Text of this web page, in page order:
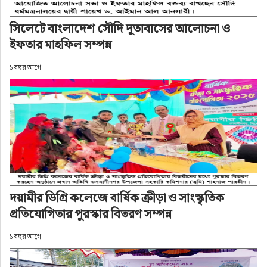
আকবর, আলোর অন্বেষণ সদস্য আকবর হোসেন।
অনুষ্ঠানে বিভিন্ন রাজনৈতিক, সামাজিক ও সাংস্কৃতিক
বিপুলসংখ্যক পাঠক-দর্শক উপস্থিত ছিলেন। অনুষ্ঠানের
শুরুতে পবিত্র কোরআন তেলাওয়াত করেন কমল সাহিত্য
পরিষদ সিলেটের সদস্য মোস্তাক আহমদ সাকেল।
উল্লেখ্য, ৫ এপ্রিল থেকে ১৫ এপ্রিল পর্যন্ত প্রতিদিন সকাল
১১টা থেকে রাত ৯টা পর্যন্ত সিলেট কেন্দ্রীয় শহিদমিনার
প্রাঙ্গণে এ গ্রন্থমেলা চলবে। ঢাকাসহ দেশের বিভিন্ন
স্বনামধন্য প্রকাশনা প্রতিষ্ঠান এতে অংশগ্রহণ করছে।
সিলেটে বাংলাদেশ সৌদি দূতাবাসের আলোচনা ও
ইফতার মাহফিল সম্পন্ন
১ বছর আগে
দয়ামীর ডিগ্রি কলেজে বার্ষিক ক্রীড়া ও সাংস্কৃতিক
প্রতিযোগিতার পুরস্কার বিতরণ সম্পন্ন
১ বছর আগে